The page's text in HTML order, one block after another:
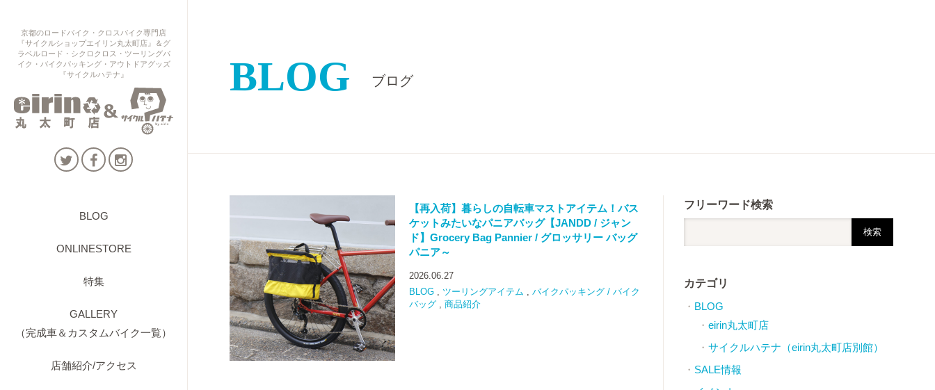
京都のロードバイク・クロスバイク専門店
『サイクルショップエイリン丸太町店』＆グ
ラベルロード・シクロクロス・ツーリングバ
イク・バイクパッキング・アウトドアグッズ
『サイクルハテナ』
BLOG
ONLINESTORE
特集
GALLERY
（完成車＆カスタムバイク一覧）
店舗紹介/アクセス
BLOG ブログ
【再入荷】暮らしの自転車マストアイテム！バス
ケットみたいなパニアバッグ【JANDD / ジャン
ド】Grocery Bag Pannier / グロッサリー バッグ
パニア～
2026.06.27
BLOG, ツーリングアイテム
バイクパッキング / バイク
バッグ, 商品紹介
フリーワード検索
カテゴリ
BLOG
eirin丸太町店
サイクルハテナ（eirin丸太町店別館）
SALE情報